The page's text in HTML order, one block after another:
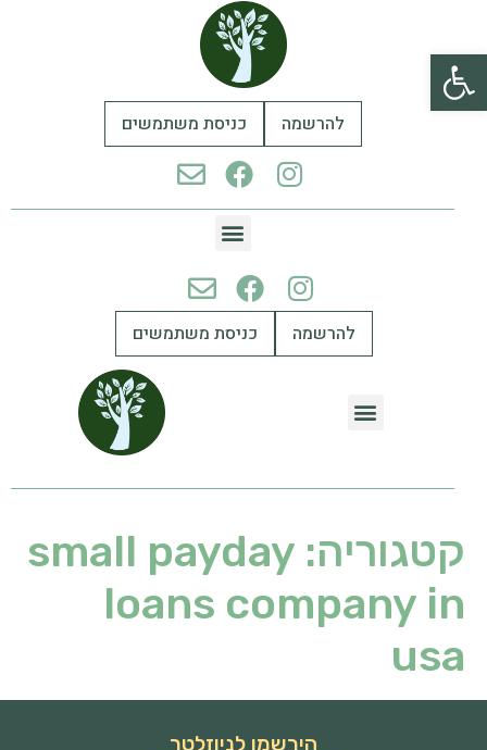
פתח סרגל נגישות
להרשמה כניסת משתמשים
להרשמה כניסת משתמשים
קטגוריה: small payday
loans company in
usa
הירשמו לניוזלטר